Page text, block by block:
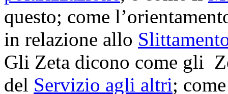
questo; come
in relazione allo
Gli Zeta dicono come gli
del Servizio agli altri;